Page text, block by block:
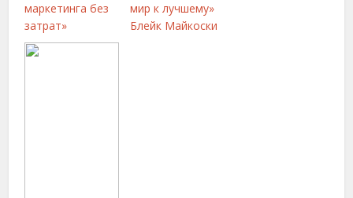
маркетинга без
затрат»
мир к лучшему»
Блейк Майкоски